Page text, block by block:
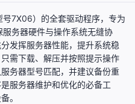
7X06）的全套驱动程序，专为
务器硬件与操作系统无缝协
发挥服务器性能，提升系统稳
需下载、解压并按照提示操作
务器型号匹配，并建议备份重
服务器维护和优化的必备工
。